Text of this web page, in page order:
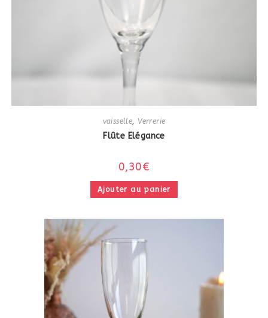
vaisselle, Verrerie
Flûte Elégance
0,30€
Ajouter au panier